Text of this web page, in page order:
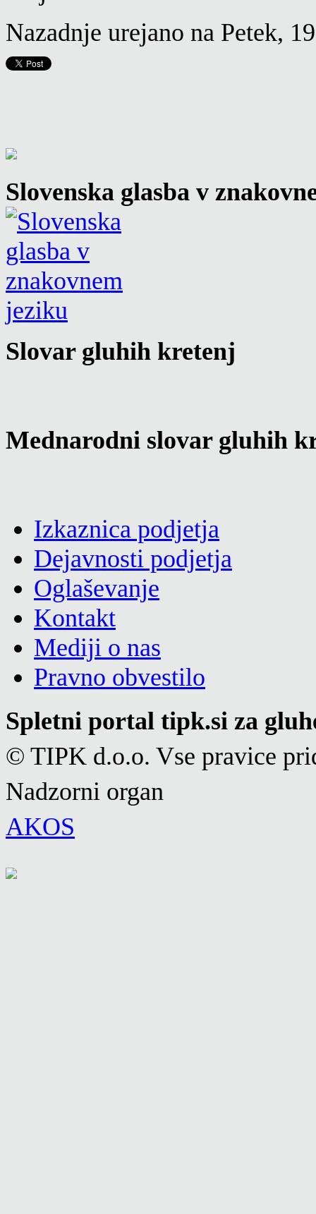
Nazadnje urejano na Petek,
Slovenska glasba v
Slovar gluhih kretenj
Mednarodni slovar gluhih
Izkaznica podjetja
Dejavnosti podjetja
Oglaševanje
Kontakt
Mediji o nas
Pravno obvestilo
Spletni portal tipk.si za
© TIPK d.o.o. Vse pravice
Nadzorni organ
AKOS